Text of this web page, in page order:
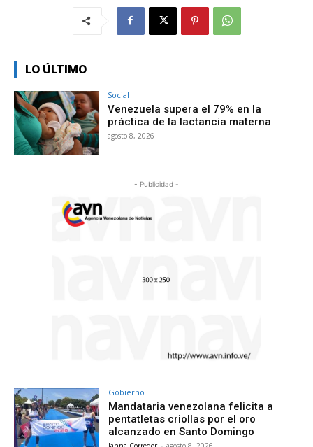
LO ÚLTIMO
Social
Venezuela supera el 79% en la
práctica de la lactancia materna
agosto 8, 2026
- Publicidad -
Gobierno
Mandataria venezolana felicita a
pentatletas criollas por el oro
alcanzado en Santo Domingo